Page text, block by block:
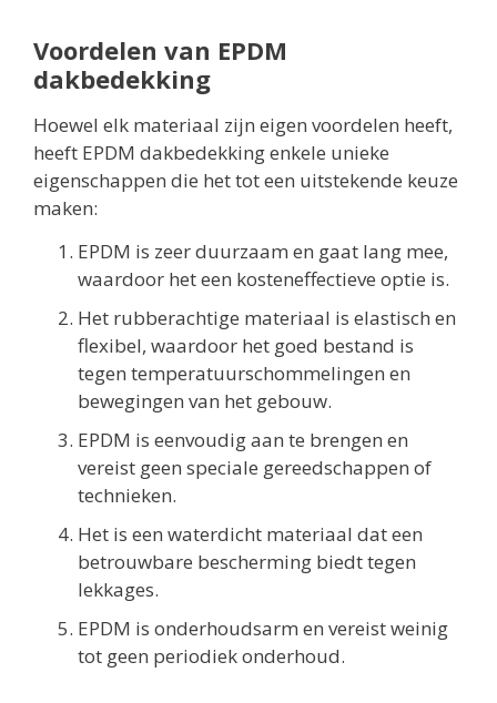
Voordelen van EPDM
dakbedekking
Hoewel elk materiaal zijn eigen voordelen heeft,
heeft EPDM dakbedekking enkele unieke
eigenschappen die het tot een uitstekende keuze
maken:
EPDM is zeer duurzaam en gaat lang mee,
waardoor het een kosteneffectieve optie is.
Het rubberachtige materiaal is elastisch en
flexibel, waardoor het goed bestand is
tegen temperatuurschommelingen en
bewegingen van het gebouw.
EPDM is eenvoudig aan te brengen en
vereist geen speciale gereedschappen of
technieken.
Het is een waterdicht materiaal dat een
betrouwbare bescherming biedt tegen
lekkages.
EPDM is onderhoudsarm en vereist weinig
tot geen periodiek onderhoud.